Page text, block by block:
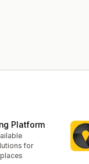
Platform
for